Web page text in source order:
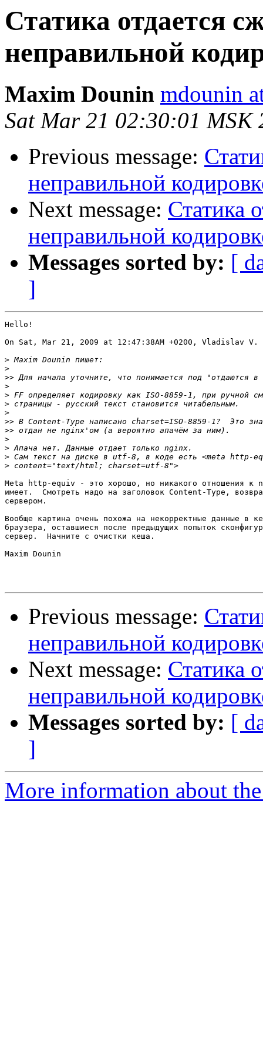
Статика отдается
неправильной
Maxim Dounin mdounin
Sat Mar 21 02:30:01 MSK
Previous message:
неправильной
Next message: Статика
неправильной
Messages sorted by: [
]
Hello!
On Sat, Mar 21, 2009 at 12:47:38AM +0200, Vladislav V.
>
>
>>
>
>
>
>
>>
>>
>
>
>
>
Meta http-equiv - это хорошо, но никакого отношения
имеет.  Смотреть надо на заголовок Content-Type,
сервером.
Вообще картина очень похожа на некорректные данные в
браузера, оставшиеся после предыдущих попыток
сервер.  Начните с очистки кеша.
Maxim Dounin
Previous message:
неправильной
Next message: Статика
неправильной
Messages sorted by: [
]
More information about